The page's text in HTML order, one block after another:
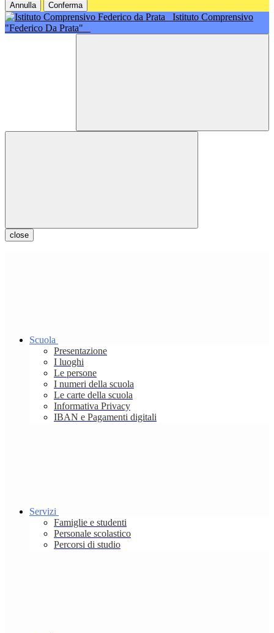
Annulla Conferma
Istituto Comprensivo
"Federico Da Prata"
close
Scuola
Presentazione
I luoghi
Le persone
I numeri della scuola
Le carte della scuola
Informativa Privacy
IBAN e Pagamenti digitali
Servizi
Famiglie e studenti
Personale scolastico
Percorsi di studio